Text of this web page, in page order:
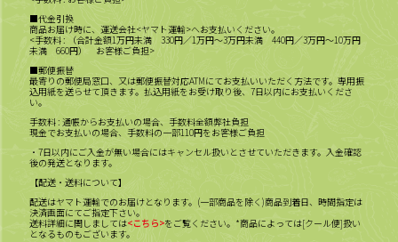
■代金引換
商品お届け時に、運送会社<ヤマト運輸>へお支払いください。
<手数料 : （合計金額1万円未満 330円／1万円～3万円未満 440円／3万円～10万円
未満 660円） お客様ご負担>
■郵便振替
最寄りの郵便局窓口、又は郵便振替対応ATMにてお支払いいただく方法です。専用振
込用紙を送らせて頂きます。払込用紙をお受け取り後、7日以内にお支払いくださ
い。
手数料 : 通帳からお支払いの場合、手数料全額弊社負担
現金でお支払いの場合、手数料の一部110円をお客様ご負担
・7日以内にご入金が無い場合にはキャンセル扱いとさせていただきます。入金確認
後の発送となります。
【配送・送料について】
配送はヤマト運輸でのお届けとなります。(一部商品を除く)商品到着日、時間指定は
決済画面にてご指定下さい。
送料詳細に関しましては<こちら>をご覧ください。*商品によっては[クール便]扱い
となるものもございます。